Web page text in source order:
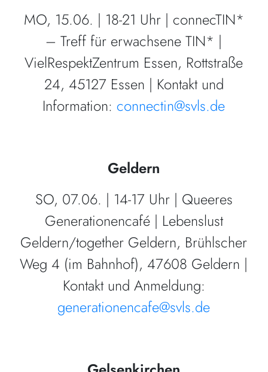
MO, 15.06. | 18-21 Uhr | connecTIN*
– Treff für erwachsene TIN* |
VielRespektZentrum Essen, Rottstraße
24, 45127 Essen | Kontakt und
Information:connectin@svls.de
Geldern
SO, 07.06. | 14-17 Uhr | Queeres
Generationencafé | Lebenslust
Geldern/together Geldern, Brühlscher
Weg 4 (im Bahnhof), 47608 Geldern |
Kontakt und Anmeldung:
generationencafe@svls.de